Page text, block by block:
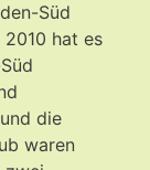
Süd
hat es
die
waren